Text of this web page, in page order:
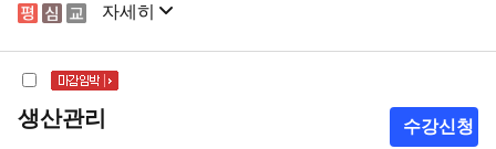
자세히
샘플강의 강의계획서
생산관리 수강신청